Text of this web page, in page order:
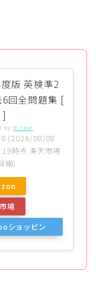
版 英検準2
6回全問題集 [
]
by Rinker
(2026/08/08
時点 楽天市場
細)
場
ショッピン